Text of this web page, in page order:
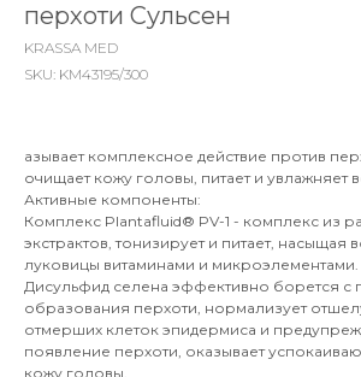
перхоти Сульсен
KRASSA MED
SKU: KM43195/300
азывает комплексное действие против
очищает кожу головы, питает и увлажняет
Активные компоненты:
Комплекс Plantafluid® PV-1 - комплекс из
экстрактов, тонизирует и питает, насыщая
луковицы витаминами и микроэлементами.
Дисульфид селена эффективно борется с
образования перхоти, нормализует
отмерших клеток эпидермиса и
появление перхоти, оказывает
кожу головы.